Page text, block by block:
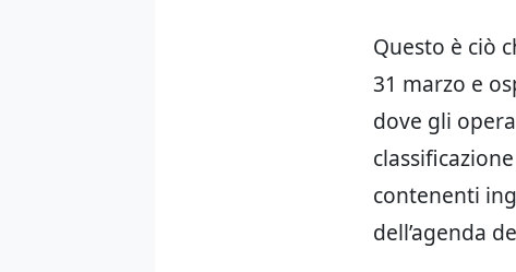
Questo è ciò
31 marzo e
dove gli
contenenti
dell’agenda